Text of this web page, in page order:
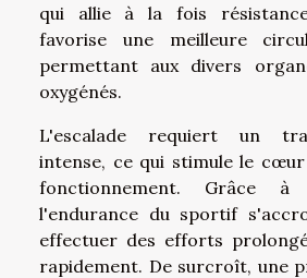
qui allie à la fois
favorise une meilleure
permettant aux divers
oxygénés.
L'escalade requiert un
intense, ce qui stimule le
fonctionnement. Grâce
l'endurance du sportif
effectuer des efforts
rapidement. De surcroît, une